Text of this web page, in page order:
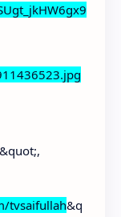
&quot;,
tvsaifullah&q